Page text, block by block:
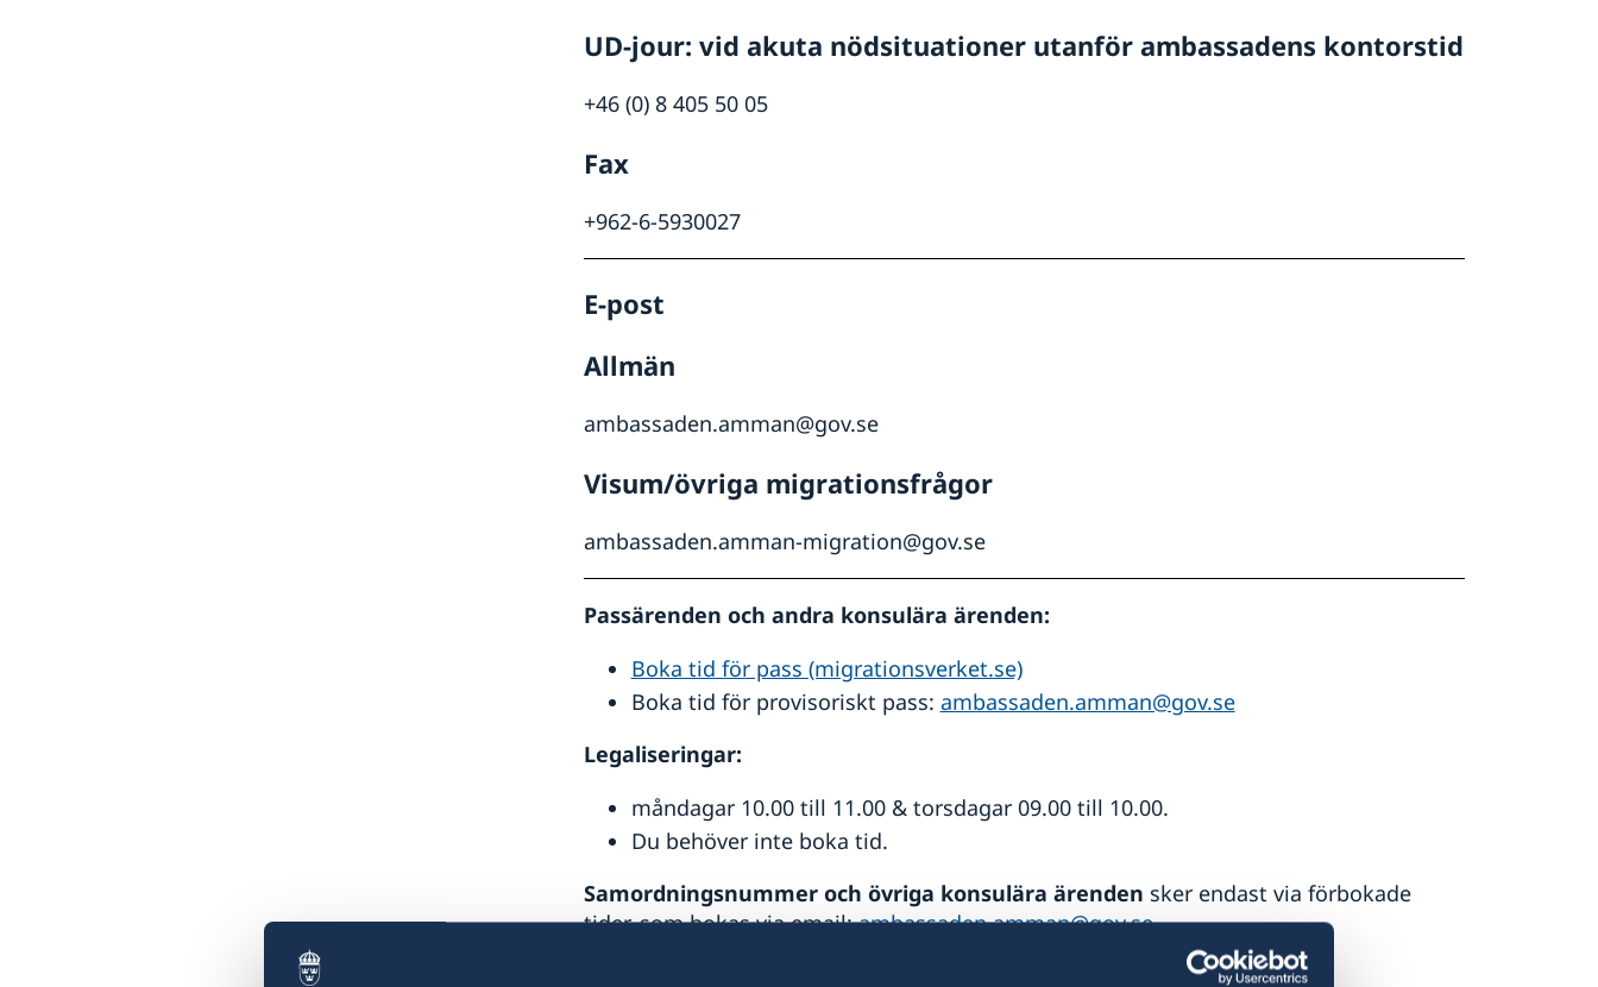
UD-jour: vid akuta nödsituationer utanför ambassadens kontorstid
+46 (0) 8 405 50 05
Fax
+962-6-5930027
E-post
Allmän
ambassaden.amman@gov.se
Visum/övriga migrationsfrågor
ambassaden.amman-migration@gov.se
Passärenden och andra konsulära ärenden:
Boka tid för pass (migrationsverket.se)
Boka tid för provisoriskt pass: ambassaden.amman@gov.se
Legaliseringar:
måndagar 10.00 till 11.00 & torsdagar 09.00 till 10.00.
Du behöver inte boka tid.
Samordningsnummer och övriga konsulära ärenden sker endast via förbokade
tider, som bokas via email:ambassaden.amman@gov.se